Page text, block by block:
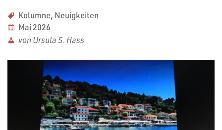
Kolumne, Neuigkeiten
Mai 2026
von Ursula S. Hass